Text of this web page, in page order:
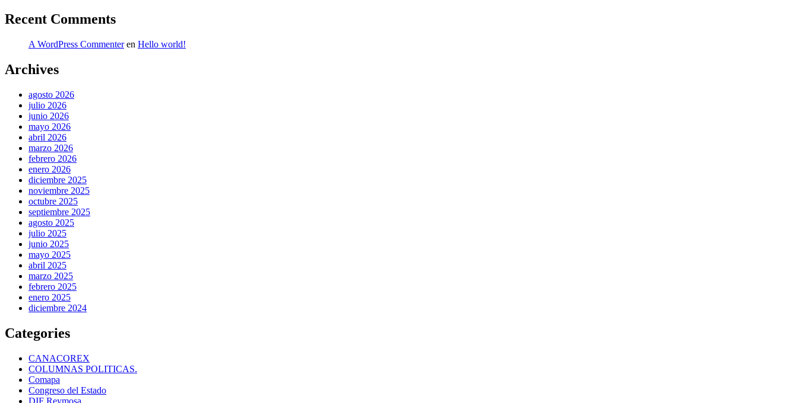
Recent Comments
A WordPress Commenteren Hello world!
Archives
agosto 2026
julio 2026
junio 2026
mayo 2026
abril 2026
marzo 2026
febrero 2026
enero 2026
diciembre 2025
noviembre 2025
octubre 2025
septiembre 2025
agosto 2025
julio 2025
junio 2025
mayo 2025
abril 2025
marzo 2025
febrero 2025
enero 2025
diciembre 2024
Categories
CANACOREX
COLUMNAS POLITICAS.
Comapa
Congreso del Estado
DIF Reymosa